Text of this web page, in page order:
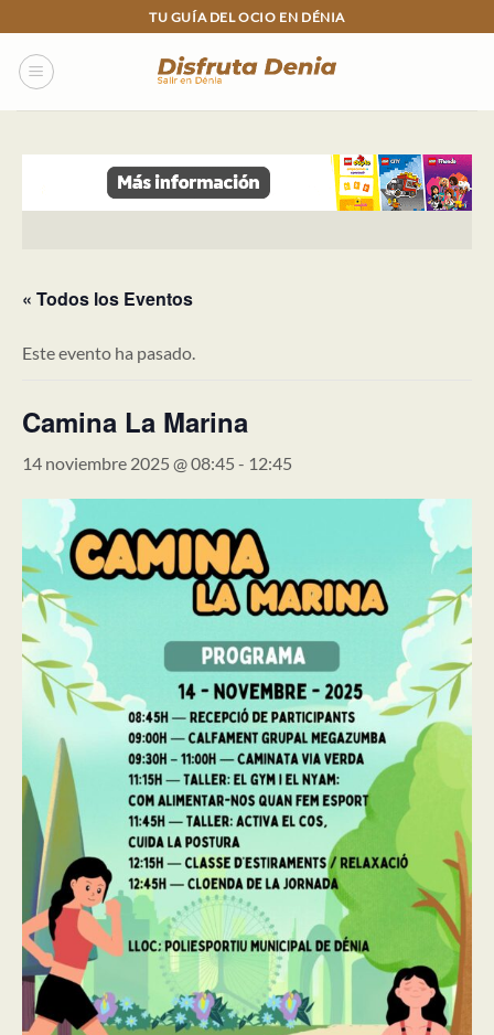
to
content
TU GUÍA DEL OCIO EN DÉNIA
« Todos los Eventos
Este evento ha pasado.
Camina La Marina
14 noviembre 2025 @ 08:45 - 12:45